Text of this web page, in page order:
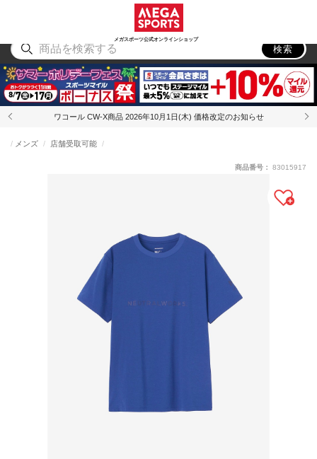
メガスポーツ公式オンラインショップ
アウトドア
検索
ワコール CW-X商品 2026年10月1日(木) 価格改定のお知らせ
メンズ 店舗受取可能
商品番号： 83015917